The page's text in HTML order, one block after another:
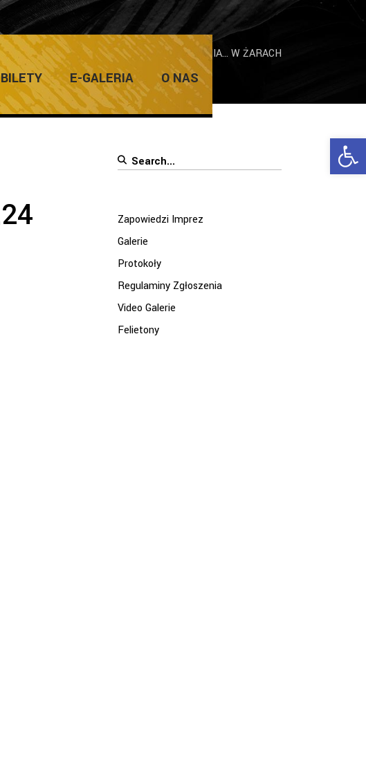
BILETY E-GALERIA O NAS
/XIV AKCJA FOTOGRAFICZNA „24 SIERPNIA… W ŻARACH
Search
Zapowiedzi Imprez
Galerie
Protokoły
Regulaminy Zgłoszenia
Video Galerie
Felietony